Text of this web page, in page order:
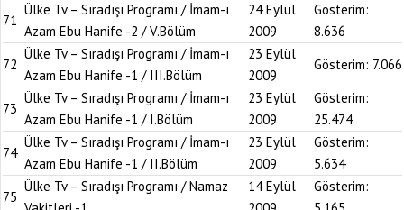
71
Ülke Tv – Sıradışı Programı / İmam-ı
Azam Ebu Hanife -2 / V.Bölüm
24 Eylül
2009
Gösterim:
8.636
72
Ülke Tv – Sıradışı Programı / İmam-ı
Azam Ebu Hanife -1 / III.Bölüm
23 Eylül
2009
Gösterim: 7.066
73
Ülke Tv – Sıradışı Programı / İmam-ı
Azam Ebu Hanife -1 / I.Bölüm
23 Eylül
2009
Gösterim:
25.474
74
Ülke Tv – Sıradışı Programı / İmam-ı
Azam Ebu Hanife -1 / II.Bölüm
23 Eylül
2009
Gösterim:
5.634
75
Ülke Tv – Sıradışı Programı / Namaz
14 Eylül
Gösterim: